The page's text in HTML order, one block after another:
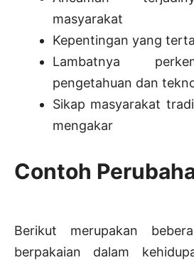
masyarakat
Kepentingan yang
Lambatnya
pengetahuan dan
Sikap masyarakat
mengakar
Contoh
Berikut merupakan
berpakaian dalam